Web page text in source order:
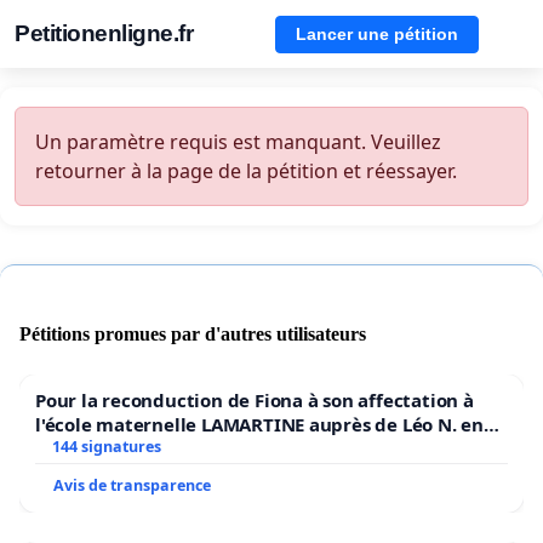
Petitionenligne.fr Lancer une pétition
Un paramètre requis est manquant. Veuillez
retourner à la page de la pétition et réessayer.
Pétitions promues par d'autres utilisateurs
Pour la reconduction de Fiona à son affectation à
l'école maternelle LAMARTINE auprès de Léo N. en
2026/2027
144 signatures
Avis de transparence